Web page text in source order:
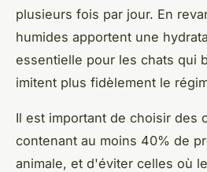
plusieurs fois par jour. En
humides apportent une
essentielle pour les chats qui
imitent plus fidèlement le
Il est important de choisir des
contenant au moins 40% de
animale, et d'éviter celles où